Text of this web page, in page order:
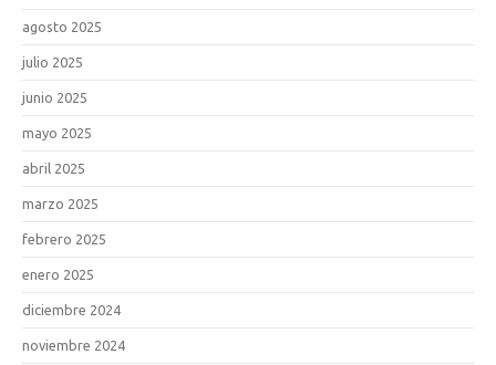
agosto 2025
julio 2025
junio 2025
mayo 2025
abril 2025
marzo 2025
febrero 2025
enero 2025
diciembre 2024
noviembre 2024